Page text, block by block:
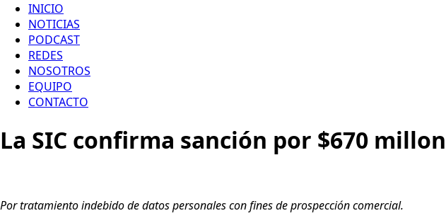
INICIO
NOTICIAS
PODCAST
REDES
NOSOTROS
EQUIPO
CONTACTO
La SIC confirma sanción por $670
Por tratamiento indebido de datos personales con fines de prospección comercial.